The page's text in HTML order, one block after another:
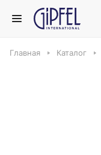
Главная Каталог